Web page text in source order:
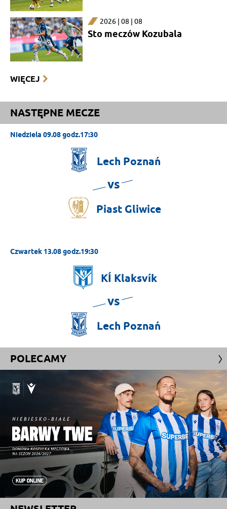
2026 | 08 | 08
Sto meczów Kozubala
WIĘCEJ
NASTĘPNE MECZE
Niedziela 09.08 godz.17:30
Lech Poznań
vs
Piast Gliwice
Czwartek 13.08 godz.19:30
KÍ Klaksvík
vs
Lech Poznań
POLECAMY